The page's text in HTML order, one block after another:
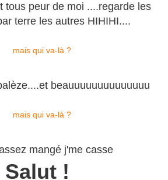
tous peur de moi ....regarde les
terre les autres HIHIHI....
beauuuuuuuuuuuuuu
mangé j'me casse
Salut !